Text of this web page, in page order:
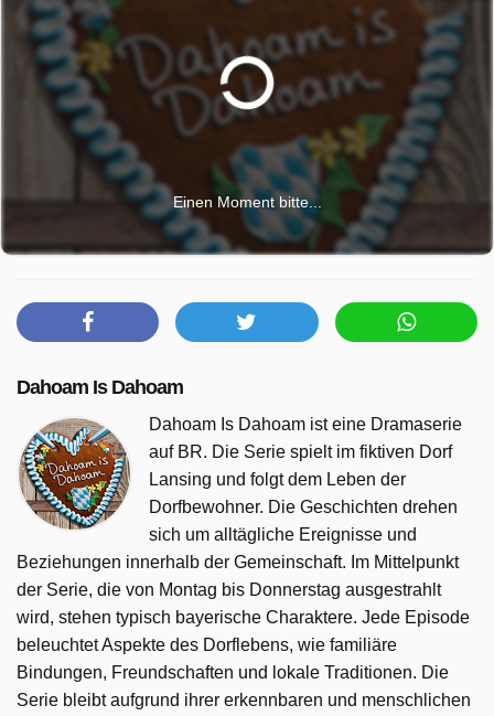
Einen Moment bitte...
Dahoam Is Dahoam
Dahoam Is Dahoam ist eine Dramaserie
auf BR. Die Serie spielt im fiktiven Dorf
Lansing und folgt dem Leben der
Dorfbewohner. Die Geschichten drehen
sich um alltägliche Ereignisse und
Beziehungen innerhalb der Gemeinschaft. Im Mittelpunkt
der Serie, die von Montag bis Donnerstag ausgestrahlt
wird, stehen typisch bayerische Charaktere. Jede Episode
beleuchtet Aspekte des Dorflebens, wie familiäre
Bindungen, Freundschaften und lokale Traditionen. Die
Serie bleibt aufgrund ihrer erkennbaren und menschlichen